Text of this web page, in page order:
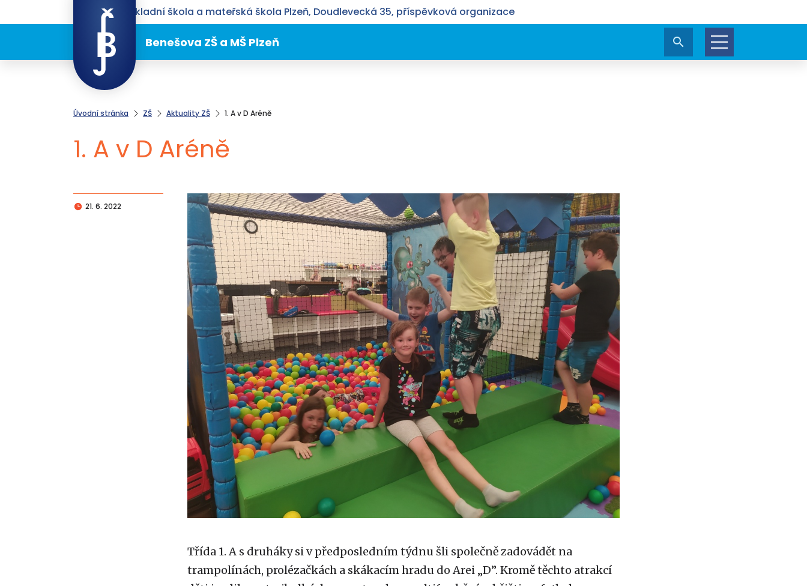
Benešova základní škola a mateřská škola Plzeň, Doudlevecká 35, příspěvková organizace
Benešova ZŠ a MŠ Plzeň
Úvodní stránka ZŠ Aktuality ZŠ 1. A v D Aréně
1. A v D Aréně
21. 6. 2022
Třída 1. A s druháky si v předposledním týdnu šli společně zadovádět na
trampolínách, prolézačkách a skákacím hradu do Arei „D”. Kromě těchto atrakcí